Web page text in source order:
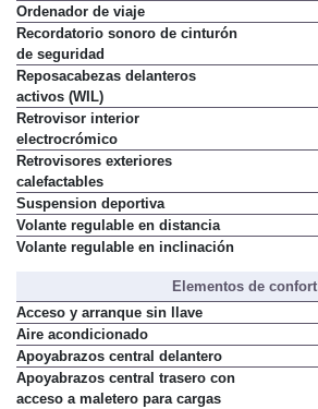
Ordenador de viaje
Recordatorio sonoro de cinturón
de seguridad
Reposacabezas delanteros
activos (WIL)
Retrovisor interior
electrocrómico
Retrovisores exteriores
calefactables
Suspension deportiva
Volante regulable en distancia
Volante regulable en inclinación
Elementos de confort
Acceso y arranque sin llave
Aire acondicionado
Apoyabrazos central delantero
Apoyabrazos central trasero con
acceso a maletero para cargas